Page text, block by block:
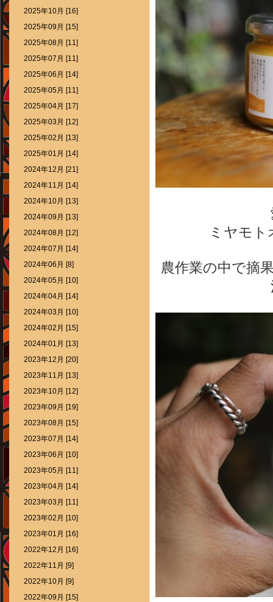
ミヤモ
農作業の中で摘
2025年10月 [16]
2025年09月 [15]
2025年08月 [11]
2025年07月 [11]
2025年06月 [14]
2025年05月 [11]
2025年04月 [17]
2025年03月 [12]
2025年02月 [13]
2025年01月 [14]
2024年12月 [21]
2024年11月 [14]
2024年10月 [13]
2024年09月 [13]
2024年08月 [12]
2024年07月 [14]
2024年06月 [8]
2024年05月 [10]
2024年04月 [14]
2024年03月 [10]
2024年02月 [15]
2024年01月 [13]
2023年12月 [20]
2023年11月 [13]
2023年10月 [12]
2023年09月 [19]
2023年08月 [15]
2023年07月 [14]
2023年06月 [10]
2023年05月 [11]
2023年04月 [14]
2023年03月 [11]
2023年02月 [10]
2023年01月 [16]
2022年12月 [16]
2022年11月 [9]
2022年10月 [9]
2022年09月 [15]